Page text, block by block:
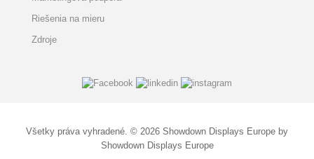
Riešenia na mieru
Zdroje
Všetky práva vyhradené. © 2026 Showdown Displays Europe by
Showdown Displays Europe